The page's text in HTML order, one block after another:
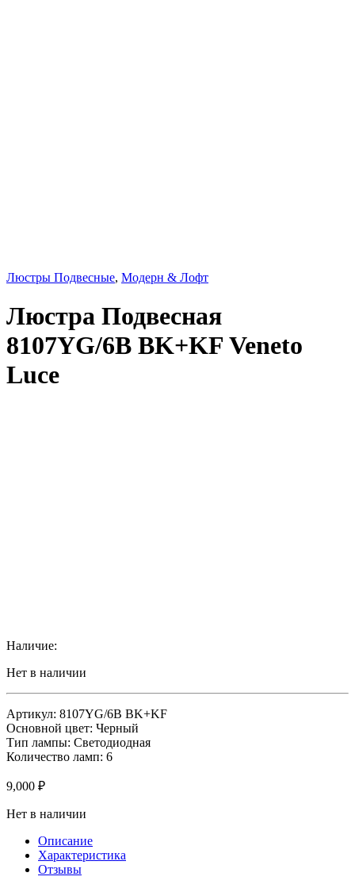
Люстры Подвесные, Модерн & Лофт
Люстра Подвесная
8107YG/6B BK+KF Veneto
Luce
Наличие:
Нет в наличии
Артикул: 8107YG/6B BK+KF
Основной цвет: Черный
Тип лампы: Светодиодная
Количество ламп: 6
9,000 ₽
Нет в наличии
Описание
Характеристика
Отзывы